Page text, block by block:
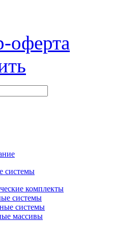
оферта
системы
комплекты
системы
системы
массивы